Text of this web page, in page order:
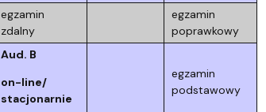
egzamin
zdalny
egzamin
poprawkowy
Aud. B
on-line/
stacjonarnie
egzamin
podstawowy